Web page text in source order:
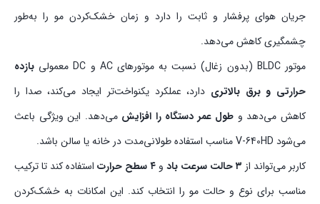
جریان هوای پرفشار و ثابت را دارد و زمان خشک‌کردن مو را به‌طور
چشمگیری کاهش می‌دهد.
موتور BLDC (بدون زغال) نسبت به موتورهای AC و DC معمولی
بازده
حرارتی و برق بالاتری دارد، عملکرد یکنواخت‌تر ایجاد می‌کند، صدا را
کاهش می‌دهد و طول عمر دستگاه را افزایش می‌دهد. این ویژگی باعث
می‌شود V-640HD مناسب استفاده طولانی‌مدت در خانه یا سالن باشد.
کاربر می‌تواند از ۳ حالت سرعت باد و ۴ سطح حرارت
استفاده کند تا ترکیب
مناسب برای نوع و حالت مو را انتخاب کند. این امکانات به خشک‌کردن